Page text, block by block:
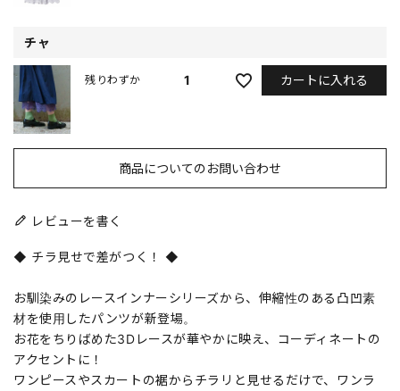
チャ
1
残りわずか カートに入れる
商品についてのお問い合わせ
レビューを書く
◆ チラ見せで差がつく！ ◆
お馴染みのレースインナーシリーズから、伸縮性のある凸凹素
材を使用したパンツが新登場。
お花をちりばめた3Dレースが華やかに映え、コーディネートの
アクセントに！
ワンピースやスカートの裾からチラリと見せるだけで、ワンラ